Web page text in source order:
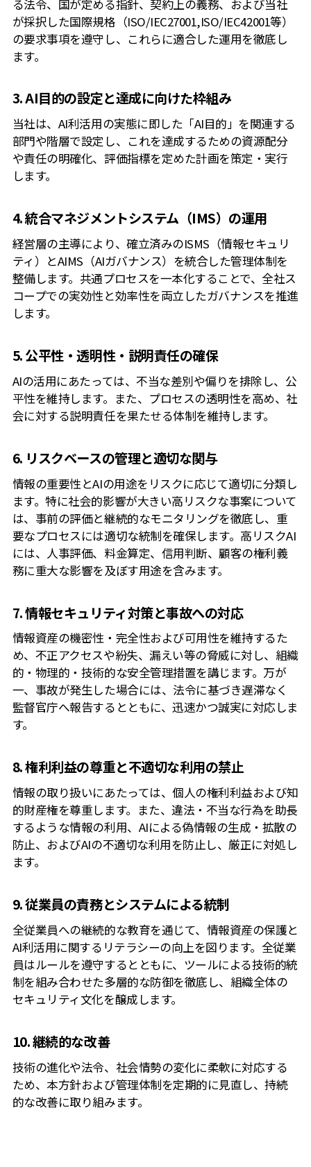
る法令、国が定める指針、契約上の義務、および当社
が採択した国際規格（ISO/IEC27001,ISO/IEC42001等）
の要求事項を遵守し、これらに適合した運用を徹底し
ます。
3. AI目的の設定と達成に向けた枠組み
当社は、AI利活用の実態に即した「AI目的」を関連する
部門や階層で設定し、これを達成するための資源配分
や責任の明確化、評価指標を定めた計画を策定・実行
します。
4. 統合マネジメントシステム（IMS）の運用
経営層の主導により、確立済みのISMS（情報セキュリ
ティ）とAIMS（AIガバナンス）を統合した管理体制を
整備します。共通プロセスを一本化することで、全社ス
コープでの実効性と効率性を両立したガバナンスを推進
します。
5. 公平性・透明性・説明責任の確保
AIの活用にあたっては、不当な差別や偏りを排除し、公
平性を維持します。また、プロセスの透明性を高め、社
会に対する説明責任を果たせる体制を維持します。
6. リスクベースの管理と適切な関与
情報の重要性とAIの用途をリスクに応じて適切に分類し
ます。特に社会的影響が大きい高リスクな事案について
は、事前の評価と継続的なモニタリングを徹底し、重
要なプロセスには適切な統制を確保します。高リスクAI
には、人事評価、料金算定、信用判断、顧客の権利義
務に重大な影響を及ぼす用途を含みます。
7. 情報セキュリティ対策と事故への対応
情報資産の機密性・完全性および可用性を維持するた
め、不正アクセスや紛失、漏えい等の脅威に対し、組織
的・物理的・技術的な安全管理措置を講じます。万が
一、事故が発生した場合には、法令に基づき遅滞なく
監督官庁へ報告するとともに、迅速かつ誠実に対応しま
す。
8. 権利利益の尊重と不適切な利用の禁止
情報の取り扱いにあたっては、個人の権利利益および知
的財産権を尊重します。また、違法・不当な行為を助長
するような情報の利用、AIによる偽情報の生成・拡散の
防止、およびAIの不適切な利用を防止し、厳正に対処し
ます。
9. 従業員の責務とシステムによる統制
全従業員への継続的な教育を通じて、情報資産の保護と
AI利活用に関するリテラシーの向上を図ります。全従業
員はルールを遵守するとともに、ツールによる技術的統
制を組み合わせた多層的な防御を徹底し、組織全体の
セキュリティ文化を醸成します。
10. 継続的な改善
技術の進化や法令、社会情勢の変化に柔軟に対応する
ため、本方針および管理体制を定期的に見直し、持続
的な改善に取り組みます。